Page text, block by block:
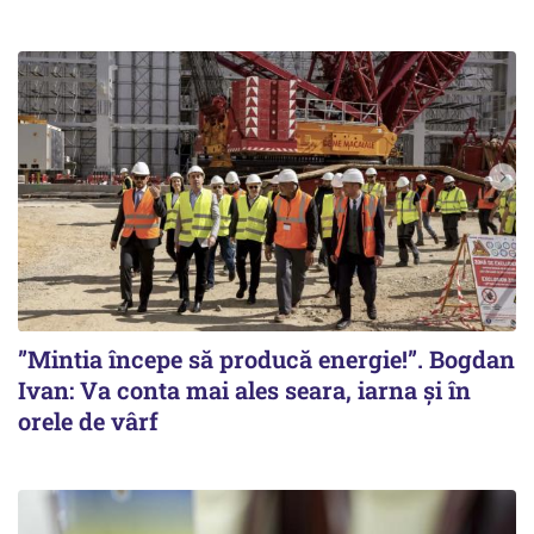
”Mintia începe să producă energie!”. Bogdan
Ivan: Va conta mai ales seara, iarna și în
orele de vârf